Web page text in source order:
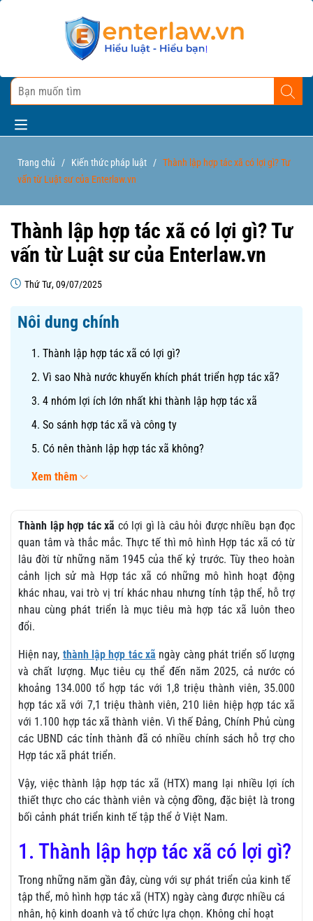
Trang chủ / Kiến thức pháp luật / Thành lập hợp tác xã có lợi gì? Tư
vấn từ Luật sư của Enterlaw.vn
Thành lập hợp tác xã có lợi gì? Tư
vấn từ Luật sư của Enterlaw.vn
Thứ Tư, 09/07/2025
Nôi dung chính
1. Thành lập hợp tác xã có lợi gì?
2. Vì sao Nhà nước khuyến khích phát triển hợp tác xã?
3. 4 nhóm lợi ích lớn nhất khi thành lập hợp tác xã
4. So sánh hợp tác xã và công ty
5. Có nên thành lập hợp tác xã không?
Xem thêm
Thành lập hợp tác xã có lợi gì là câu hỏi được nhiều bạn đọc
quan tâm và thắc mắc. Thực tế thì mô hình Hợp tác xã có từ
lâu đời từ những năm 1945 của thế kỷ trước. Tùy theo hoàn
cảnh lịch sử mà Hợp tác xã có những mô hình hoạt động
khác nhau, vai trò vị trí khác nhau nhưng tính tập thể, hỗ trợ
nhau cùng phát triển là mục tiêu mà hợp tác xã luôn theo
đổi.
Hiện nay, thành lập hợp tác xã ngày càng phát triển số lượng
và chất lượng. Mục tiêu cụ thể đến năm 2025, cả nước có
khoảng 134.000 tổ hợp tác với 1,8 triệu thành viên, 35.000
hợp tác xã với 7,1 triệu thành viên, 210 liên hiệp hợp tác xã
với 1.100 hợp tác xã thành viên. Vì thế Đảng, Chính Phủ cùng
các UBND các tỉnh thành đã có nhiều chính sách hỗ trợ cho
Hợp tác xã phát triển.
Vậy, việc thành lập hợp tác xã (HTX) mang lại nhiều lợi ích
thiết thực cho các thành viên và cộng đồng, đặc biệt là trong
bối cảnh phát triển kinh tế tập thể ở Việt Nam.
1. Thành lập hợp tác xã có lợi gì?
Trong những năm gần đây, cùng với sự phát triển của kinh tế
tập thể, mô hình hợp tác xã (HTX) ngày càng được nhiều cá
nhân, hộ kinh doanh và tổ chức lựa chọn. Không chỉ hoạt